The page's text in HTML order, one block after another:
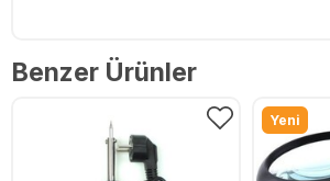
Benzer Ürünler
Yeni